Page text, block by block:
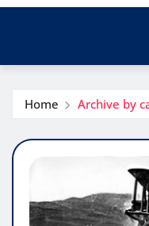
Home Archive by